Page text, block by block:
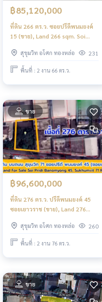
฿85,120,000
ที่ดิน 266 ตร.ว. ซอยปรีดีพนมยงค์
15 (ขาย), Land 266 sqm. Soi
NS025สุขุมวิท อโศก ทองหล่อ 231
พื้นที่ : 2 งาน 66 ตร.ว.
ขาย
฿96,600,000
ที่ดิน 276 ตร.ว. ปรีดีพนมยงค์ 45
ซอยเยาวราช (ขาย), Land 276
Yaowarat Soi (FOR SALE) NS020
สุขุมวิท อโศก ทองหล่อ 260
พื้นที่ : 2 งาน 76 ตร.ว.
ขาย